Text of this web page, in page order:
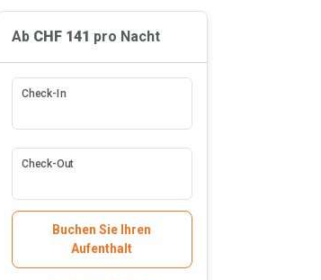
Ab CHF 141 pro Nacht
Check-In
Check-Out
Buchen Sie Ihren
Aufenthalt